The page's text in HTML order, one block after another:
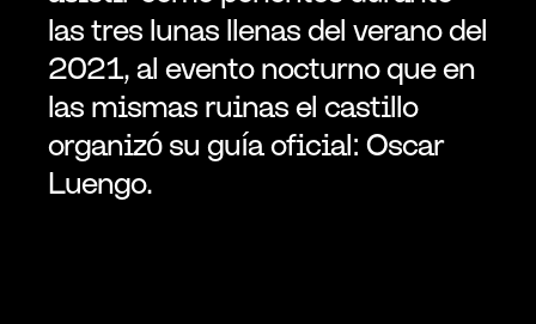
las tres lunas llenas del verano del
2021, al evento nocturno que en
las mismas ruinas el castillo
organizó su guía oficial: Oscar
Luengo.